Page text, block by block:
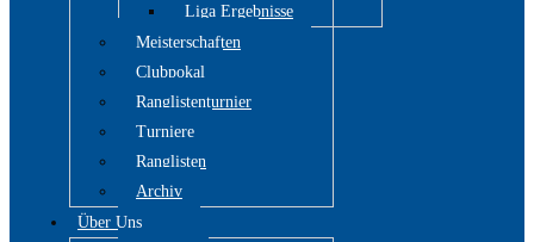
Liga Ergebnisse
Meisterschaften
Clubpokal
Ranglistenturnier
Turniere
Ranglisten
Archiv
Über Uns